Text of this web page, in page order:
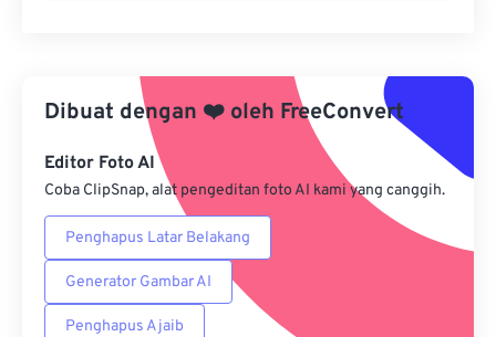
Terapkan dari Preset
Simpan sebagai Preset
Dibuat dengan ❤️ oleh FreeConvert
Editor Foto AI
Coba ClipSnap, alat pengeditan foto AI kami yang canggih.
Penghapus Latar Belakang
Generator Gambar AI
Penghapus Ajaib